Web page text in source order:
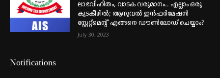
ലാഭവിഹിതം, വാടക വരുമാനം.. എല്ലാം ഒരു
കുടകീഴിൽ; ആനുവൽ ഇൻഫർമേഷൻ
സ്റ്റേറ്റ്മെന്റ് എങ്ങനെ ഡൗൺലോഡ് ചെയ്യാം?
July 30, 2023
Notifications